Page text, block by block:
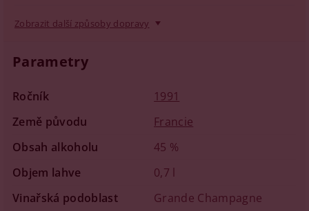
Zobrazit další způsoby dopravy
Parametry
Ročník
1991
Země původu
Francie
Obsah alkoholu
45 %
Objem lahve
0,7 l
Vinařská podoblast
Grande Champagne